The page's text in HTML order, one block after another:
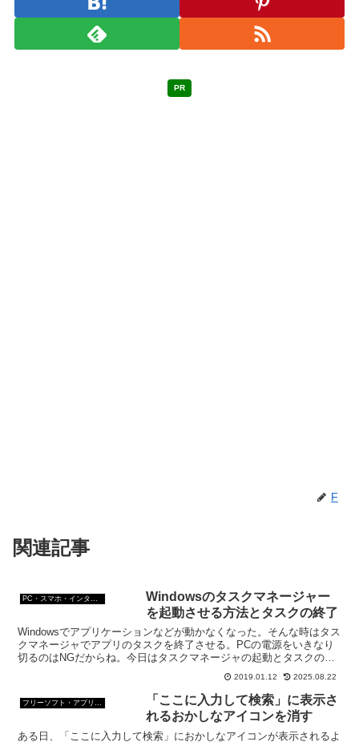
PR
F
関連記事
PC・スマホ・インターネットトラブルの解消方法
Windowsのタスクマネージャー
を起動させる方法とタスクの終了
Windowsでアプリケーションなどが動かなくなった。そんな時はタス
クマネージャでアプリのタスクを終了させる。PCの電源をいきなり
切るのはNGだからね。今日はタスクマネージャの起動とタスクの終
2019.01.12 2025.08.22
「ここに入力して検索」に表示さ
れるおかしなアイコンを消す
ある日、「ここに入力して検索」におかしなアイコンが表示されるよ